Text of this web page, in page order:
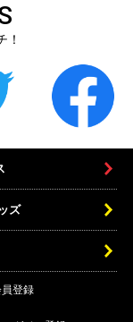
！
ズ
登録